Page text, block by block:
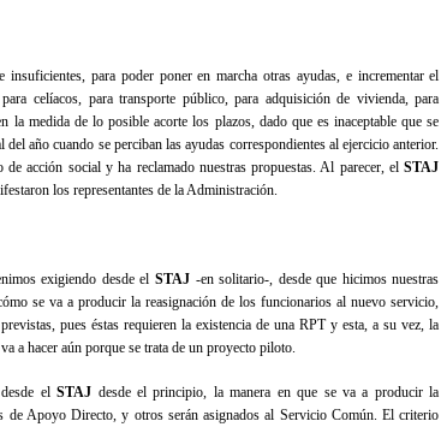
para poder poner en marcha otras ayudas, e incrementar el
celíacos, para transporte público, para adquisición de vivienda, para
la medida de lo posible acorte los plazos, dado que es inaceptable que se
año cuando se perciban las ayudas correspondientes al ejercicio anterior.
de acción social y ha reclamado nuestras propuestas. Al parecer, elSTAJ
los representantes de la Administración.
exigiendo desde el STAJ-en solitario-, desde que hicimos nuestras
se va a producir la reasignación de los funcionarios al nuevo servicio,
pues éstas requieren la existencia de una RPT y esta, a su vez, la
a hacer aún porque se trata de un proyecto piloto.
desde elSTAJ desde el principio, la manera en que se va a producir la
de Apoyo Directo, y otros serán asignados al Servicio Común. El criterio